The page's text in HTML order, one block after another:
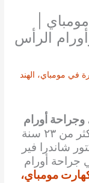
|
الرأس
في مومباي، الهند
أورام
. بخبرة أكثر من ٢٣ سنة
شاندرا فير
جراحة أورام
مومباي،